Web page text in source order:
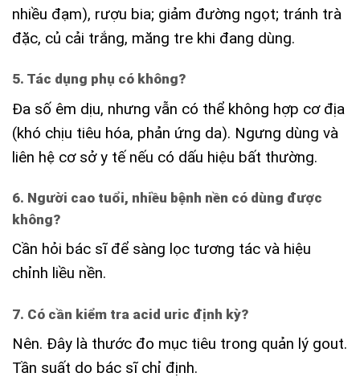
nhiều đạm), rượu bia; giảm đường ngọt; tránh trà
đặc, củ cải trắng, măng tre khi đang dùng.
5. Tác dụng phụ có không?
Đa số êm dịu, nhưng vẫn có thể không hợp cơ địa
(khó chịu tiêu hóa, phản ứng da). Ngưng dùng và
liên hệ cơ sở y tế nếu có dấu hiệu bất thường.
6. Người cao tuổi, nhiều bệnh nền có dùng được
không?
Cần hỏi bác sĩ để sàng lọc tương tác và hiệu
chỉnh liều nền.
7. Có cần kiểm tra acid uric định kỳ?
Nên. Đây là thước đo mục tiêu trong quản lý gout.
Tần suất do bác sĩ chỉ định.